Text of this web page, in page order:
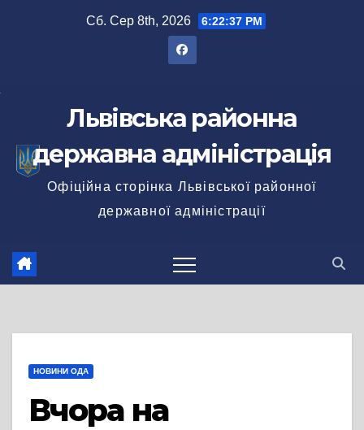
Сб. Сер 8th, 2026 6:22:38 PM
Львівська районна
державна адміністрація
Офіційна сторінка Львівської районної
державної адміністрації
НОВИНИ ОДА
Вчора на